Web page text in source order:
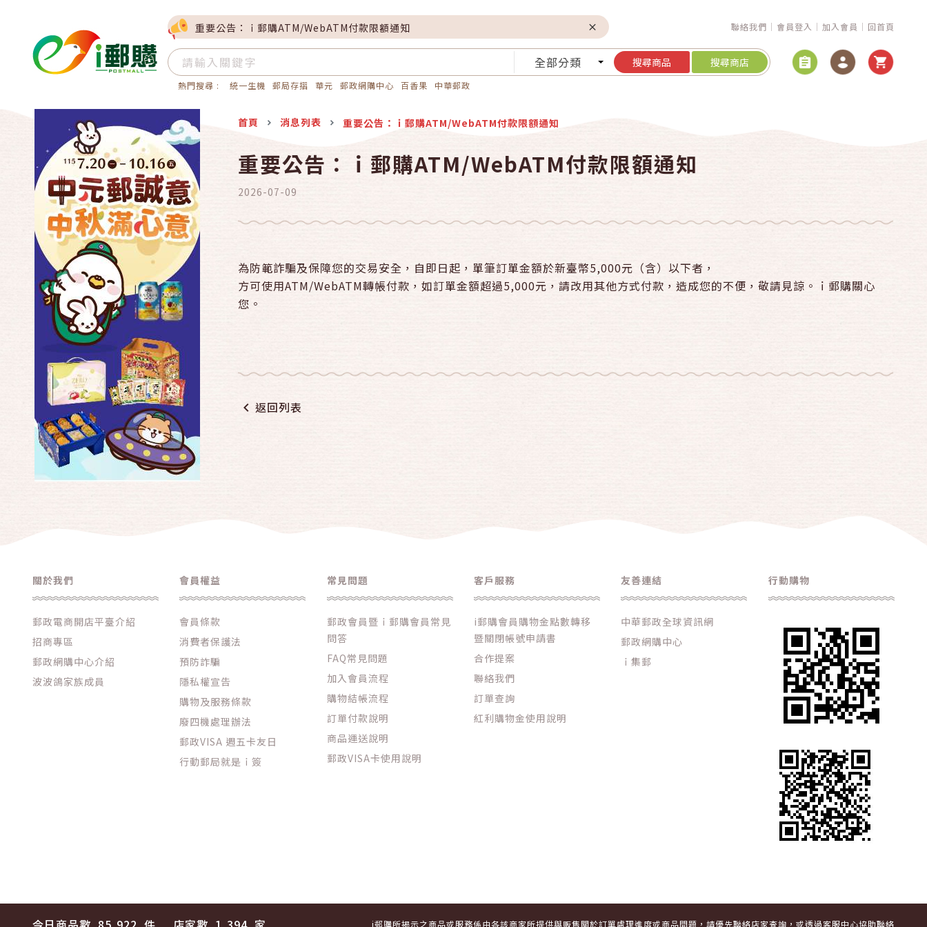
重要公告：ｉ郵購ATM/WebATM付款限額通知 聯絡我們 會員登入 加入會員 回首頁
全部分類 搜尋商品 搜尋商店
熱門搜尋 : 統一生機 郵局存摺 華元 郵政網購中心 百香果 中華郵政
首頁 消息列表 重要公告：ｉ郵購ATM/WebATM付款限額通知
重要公告：ｉ郵購ATM/WebATM付款限額通知
2026-07-09
為防範詐騙及保障您的交易安全，自即日起，單筆訂單金額於新臺幣5,000元（含）以下者，
方可使用ATM/WebATM轉帳付款，如訂單金額超過5,000元，請改用其他方式付款，造成您的不便，敬請見諒。ｉ郵購關心
您。
返回列表
關於我們
郵政電商開店平臺介紹
招商專區
郵政網購中心介紹
波波鴿家族成員
會員權益
會員條款
消費者保護法
預防詐騙
隱私權宣告
購物及服務條款
廢四機處理辦法
郵政VISA 週五卡友日
行動郵局就是ｉ簽
常見問題
郵政會員暨ｉ郵購會員常見
問答
FAQ常見問題
加入會員流程
購物結帳流程
訂單付款說明
商品運送說明
郵政VISA卡使用說明
客戶服務
i郵購會員購物金點數轉移
暨關閉帳號申請書
合作提案
聯絡我們
訂單查詢
紅利購物金使用說明
友善連結
中華郵政全球資訊網
郵政網購中心
ｉ集郵
行動購物
i郵購所揭示之商品或服務係由各該商家所提供與販售關於訂單處理進度或商品問題，請優先聯絡店家查詢，或透過客服中心協助聯絡